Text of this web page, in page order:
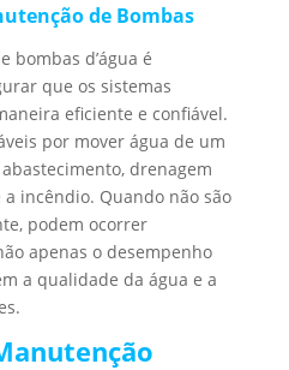
de Bombas
bombas d’água é
que os sistemas
eficiente e confiável.
por mover água de um
drenagem
incêndio. Quando não são
podem ocorrer
apenas o desempenho
a qualidade da água e a